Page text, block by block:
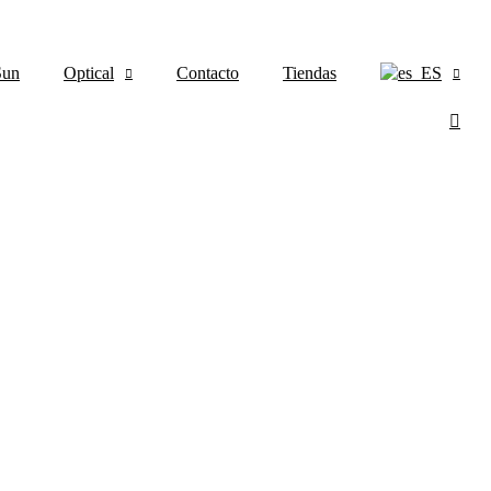
Optical Contacto Tiendas